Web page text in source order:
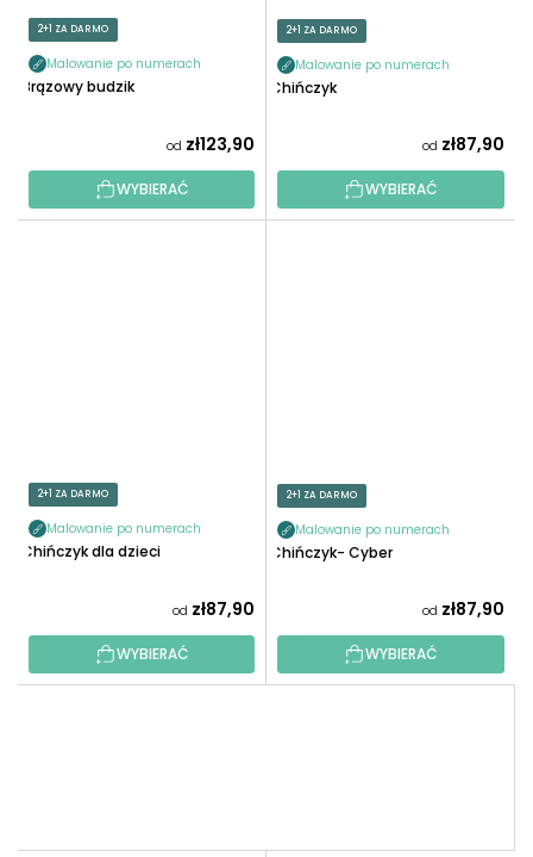
2+1 ZA DARMO
Malowanie po numerach
Brązowy budzik
od zł123,90
WYBIERAĆ
2+1 ZA DARMO
Malowanie po numerach
Chińczyk
od zł87,90
WYBIERAĆ
2+1 ZA DARMO
Malowanie po numerach
Chińczyk dla dzieci
od zł87,90
WYBIERAĆ
2+1 ZA DARMO
Malowanie po numerach
Chińczyk- Cyber
od zł87,90
WYBIERAĆ